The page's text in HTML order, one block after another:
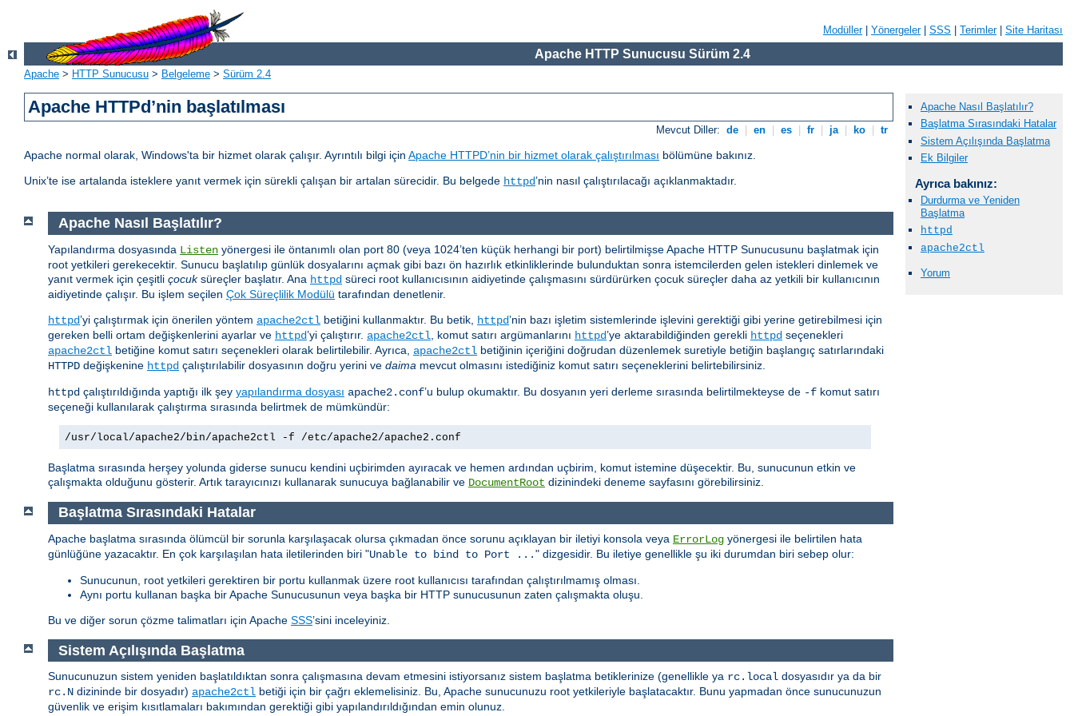
Modüller| Yönergeler| SSS Terimler| Site Haritası
Apache HTTP Sunucusu Sürüm 2.4
Apache > HTTP Sunucusu > Belgeleme > Sürüm 2.4
Apache HTTPd’nin başlatılması
Mevcut Diller: de en es fr ja ko tr
Apache normal olarak, Windows'ta bir hizmet olarak çalışır. Ayrıntılı bilgi için Apache HTTPD’nin bir hizmet olarak çalıştırılması bölümüne bakınız.
Unix’te ise artalanda isteklere yanıt vermek için sürekli çalışan bir artalan sürecidir. Bu belgede httpd’nin nasıl çalıştırılacağı açıklanmaktadır.
Apache Nasıl Başlatılır?
Başlatma Sırasındaki Hatalar
Sistem Açılışında Başlatma
Ek Bilgiler
Ayrıca bakınız:
Durdurma ve Yeniden
Başlatma
httpd
apache2ctl
Yorum
Apache Nasıl Başlatılır?
Yapılandırma dosyasında Listen yönergesi ile öntanımlı olan port 80 (veya 1024’ten küçük herhangi bir port) belirtilmişse Apache HTTP Sunucusunu başlatmak için
root yetkileri gerekecektir. Sunucu başlatılıp günlük dosyalarını açmak gibi bazı ön hazırlık etkinliklerinde bulunduktan sonra istemcilerden gelen istekleri dinlemek ve
yanıt vermek için çeşitli çocuksüreçler başlatır. Ana httpd süreci root kullanıcısının aidiyetinde çalışmasını sürdürürken çocuk süreçler daha az yetkili bir kullanıcının
aidiyetinde çalışır. Bu işlem seçilen Çok Süreçlilik Modülü tarafından denetlenir.
httpd’yi çalıştırmak için önerilen yöntem apache2ctl betiğini kullanmaktır. Bu betik, httpd’nin bazı işletim sistemlerinde işlevini gerektiği gibi yerine getirebilmesi için
gereken belli ortam değişkenlerini ayarlar ve httpd’yi çalıştırır. apache2ctl , komut satırı argümanlarını httpd’ye aktarabildiğinden gerekli httpd seçenekleri
apache2ctl betiğine komut satırı seçenekleri olarak belirtilebilir. Ayrıca, apache2ctl betiğinin içeriğini doğrudan düzenlemek suretiyle betiğin başlangıç satırlarındaki
HTTPD değişkenine httpd çalıştırılabilir dosyasının doğru yerini ve daima mevcut olmasını istediğiniz komut satırı seçeneklerini belirtebilirsiniz.
httpd çalıştırıldığında yaptığı ilk şey yapılandırma dosyası apache2.conf’u bulup okumaktır. Bu dosyanın yeri derleme sırasında belirtilmekteyse de -f komut satırı
seçeneği kullanılarak çalıştırma sırasında belirtmek de mümkündür:
/usr/local/apache2/bin/apache2ctl -f /etc/apache2/apache2.conf
Başlatma sırasında herşey yolunda giderse sunucu kendini uçbirimden ayıracak ve hemen ardından uçbirim, komut istemine düşecektir. Bu, sunucunun etkin ve
çalışmakta olduğunu gösterir. Artık tarayıcınızı kullanarak sunucuya bağlanabilir ve DocumentRoot dizinindeki deneme sayfasını görebilirsiniz.
Başlatma Sırasındaki Hatalar
Apache başlatma sırasında ölümcül bir sorunla karşılaşacak olursa çıkmadan önce sorunu açıklayan bir iletiyi konsola veya ErrorLog yönergesi ile belirtilen hata
günlüğüne yazacaktır. En çok karşılaşılan hata iletilerinden biri "Unable to bind to Port ..." dizgesidir. Bu iletiye genellikle şu iki durumdan biri sebep olur:
Sunucunun, root yetkileri gerektiren bir portu kullanmak üzere root kullanıcısı tarafından çalıştırılmamış olması.
Aynı portu kullanan başka bir Apache Sunucusunun veya başka bir HTTP sunucusunun zaten çalışmakta oluşu.
Bu ve diğer sorun çözme talimatları için Apache SSS’sini inceleyiniz.
Sistem Açılışında Başlatma
Sunucunuzun sistem yeniden başlatıldıktan sonra çalışmasına devam etmesini istiyorsanız sistem başlatma betiklerinize (genellikle ya rc.local dosyasıdır ya da bir
rc.N dizininde bir dosyadır) apache2ctl betiği için bir çağrı eklemelisiniz. Bu, Apache sunucunuzu root yetkileriyle başlatacaktır. Bunu yapmadan önce sunucunuzun
güvenlik ve erişim kısıtlamaları bakımından gerektiği gibi yapılandırıldığından emin olunuz.